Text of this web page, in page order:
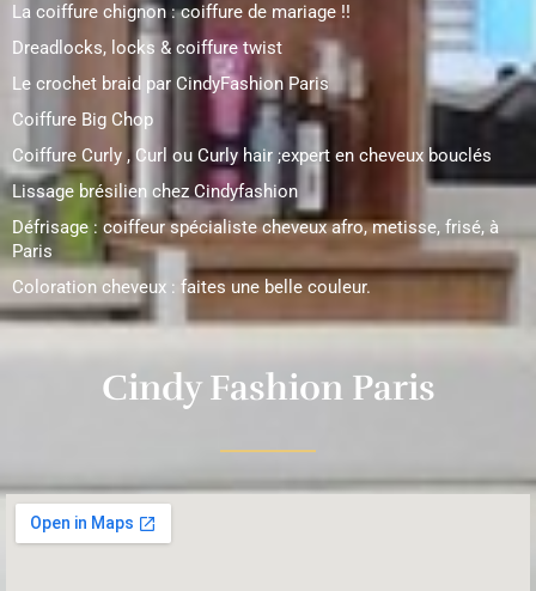
La coiffure chignon : coiffure de mariage !!
Dreadlocks, locks & coiffure twist
Le crochet braid par CindyFashion Paris
Coiffure Big Chop
Coiffure Curly , Curl ou Curly hair ;expert en cheveux bouclés
Lissage brésilien chez Cindyfashion
Défrisage : coiffeur spécialiste cheveux afro, metisse, frisé, à
Paris
Coloration cheveux : faites une belle couleur.
Cindy Fashion Paris